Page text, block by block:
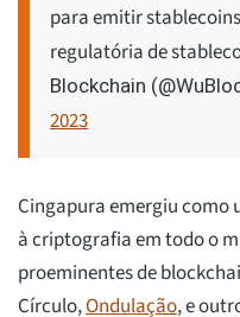
para emitir
regulatória de
Blockchain
2023
Cingapura emergiu como
à criptografia em todo o
proeminentes de
Círculo,Ondulação, e